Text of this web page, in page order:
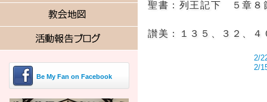
聖書：列王記下 ５章８
讃美：１３５、３２、４
2/
2/
Be My Fan on Facebook